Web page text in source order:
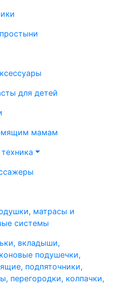
для детей
мамам
матрасы и
системы
вкладыши,
подушечки,
подпяточники,
перегородки, колпачки,